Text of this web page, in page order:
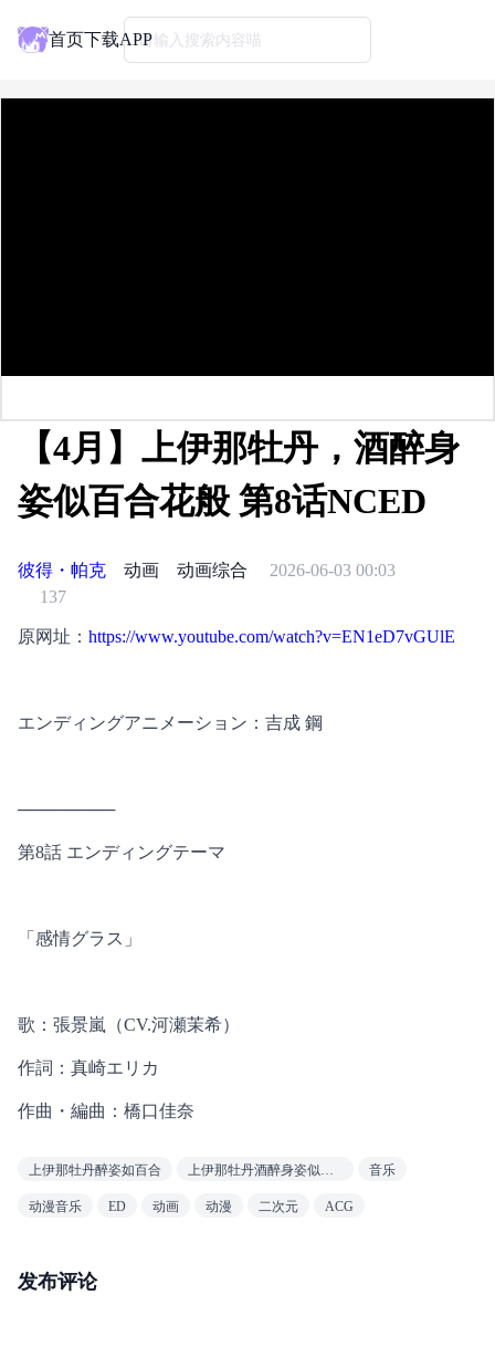
首页下载APP请输入搜索内容喵
【4月】上伊那牡丹，酒醉身
姿似百合花般 第8话NCED
彼得・帕克 动画 动画综合
2026-06-03 00:03
137
原网址： https://www.youtube.com/watch?v=EN1eD7vGUlE
エンディングアニメーション：吉成 鋼
────────
第8話 エンディングテーマ
「感情グラス」
歌：張景嵐（CV.河瀬茉希）
作詞：真崎エリカ
作曲・編曲：橋口佳奈
上伊那牡丹醉姿如百合 上伊那牡丹酒醉身姿似百合花般 音乐
动漫音乐 ED 动画 动漫 二次元 ACG
发布评论